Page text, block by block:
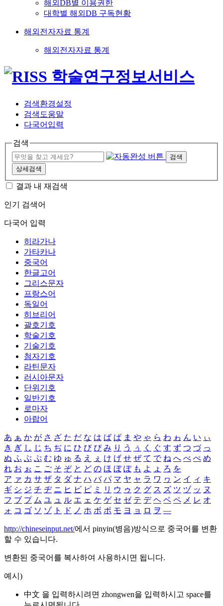
해외DB별 이용권한
대학별 해외DB 구독현황
해외전자자료 통계
해외전자자료 통계
검색환경설정
검색도움말
다국어입력
검색
검색
상세검색
결과 내 재검색
인기 검색어
다국어 입력
히라가나
가타카나
중국어
한글고어
그리스문자
프랑스어
독일어
히브리어
괄호기호
학술기호
기술기호
첨자기호
라틴문자
러시아문자
단위기호
일반기호
로마자
아랍어
あ ぁ か が さ ざ た だ な は ば ぱ ま や ゃ ら わ ゎ ん い ぃ
き ぎ し じ ち ぢ に ひ び ぴ み り う ぅ く ぐ す ず つ づ っ
ぬ ふ ぶ ぷ む ゆ ゅ る え ぇ け げ せ ぜ て で ね へ べ ぺ め
れ お ぉ こ ご そ ぞ と ど の ほ ぼ ぽ も よ ょ ろ を
ア ァ カ サ ザ タ ダ ナ ハ バ パ マ ヤ ャ ラ ワ ヮ ン イ ィ キ
ギ シ ジ チ ヂ ニ ヒ ビ ピ ミ リ ウ ゥ ク グ ス ズ ツ ヅ ッ ヌ
フ ブ プ ム ユ ュ ル エ ェ ケ ゲ セ ゼ テ デ ヘ ベ ペ メ レ オ
ォ コ ゴ ソ ゾ ト ド ノ ホ ボ ポ モ ヨ ョ ロ ヲ ―
http://chineseinput.net/에서 pinyin(병음)방식으로 중국어를 변환
할 수 있습니다.
변환된 중국어를 복사하여 사용하시면 됩니다.
예시)
中文 을 입력하시려면 zhongwen을 입력하시고 space를